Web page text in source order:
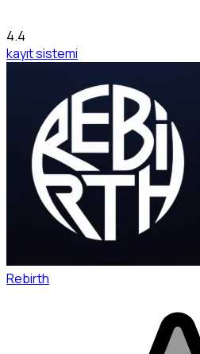
4.4
kayıt sistemi
Rebirth